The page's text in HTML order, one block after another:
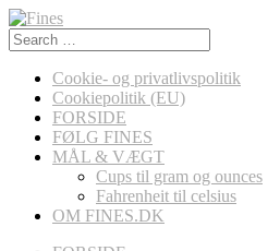
Search
for:
Cookie- og privatlivspolitik
Cookiepolitik (EU)
FORSIDE
FØLG FINES
MÅL & VÆGT
Cups til gram og ounces
Fahrenheit til celsius
OM FINES.DK